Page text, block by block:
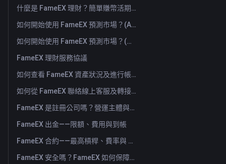
什麼是 FameEX 理財？簡單賺幣活期與定期產品介紹
如何開始使用 FameEX 預測市場？(App)
如何開始使用 FameEX 預測市場？(Web)
FameEX 理財服務協議
如何查看 FameEX 資產狀況及進行帳戶劃轉？（App）
如何從 FameEX 聯絡線上客服及轉接人工客服？
FameEX 是註冊公司嗎？營運主體與註冊資訊
FameEX 出金——限額、費用與到帳
FameEX 合約——最高槓桿、費率與 USDⓈ-M 永續
FameEX 安全嗎？FameEX 如何保障用戶資金